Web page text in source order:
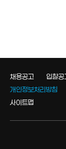
채용공고 입찰공
개인정보처리방침
사이트맵